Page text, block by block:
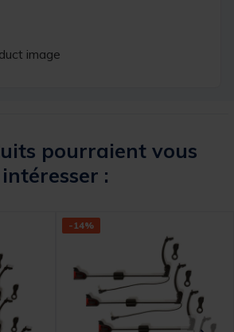
pourraient vous
intéresser :
-14%